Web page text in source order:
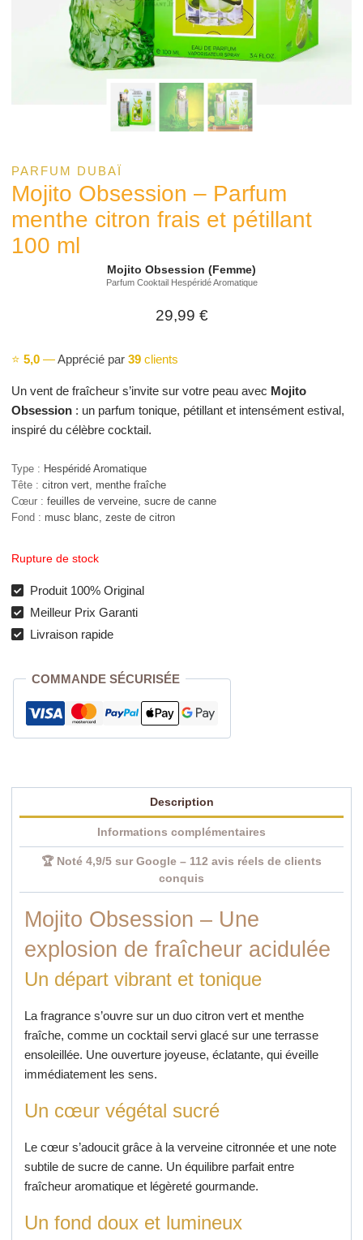
PARFUM DUBAÏ
Mojito Obsession – Parfum
menthe citron frais et pétillant
100 ml
Mojito Obsession (Femme)
Parfum Cooktail Hespéridé Aromatique
29,99 €
⭐ 5,0—Apprécié par 39clients
Un vent de fraîcheur s’invite sur votre peau avec Mojito
Obsession: un parfum tonique, pétillant et intensément estival,
inspiré du célèbre cocktail.
Type : Hespéridé Aromatique
Tête : citron vert, menthe fraîche
Cœur : feuilles de verveine, sucre de canne
Fond : musc blanc, zeste de citron
Rupture de stock
Produit 100% Original
Meilleur Prix Garanti
Livraison rapide
COMMANDE SÉCURISÉE
Description
Informations complémentaires
🏆 Noté 4,9/5 sur Google – 112 avis réels de clients
conquis
Mojito Obsession – Une
explosion de fraîcheur acidulée
Un départ vibrant et tonique
La fragrance s’ouvre sur un duo citron vert et menthe
fraîche, comme un cocktail servi glacé sur une terrasse
ensoleillée. Une ouverture joyeuse, éclatante, qui éveille
immédiatement les sens.
Un cœur végétal sucré
Le cœur s’adoucit grâce à la verveine citronnée et une note
subtile de sucre de canne. Un équilibre parfait entre
fraîcheur aromatique et légèreté gourmande.
Un fond doux et lumineux